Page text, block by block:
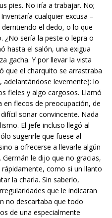
pies. No iría a trabajar. No;
cualquier excusa –
el dedo, o lo que
¿No sería la peste o lepra o
hasta el salón, una exigua
gacha. Y por llevar la vista
que el charquito se arrastraba
adelantándose levemente): lo
fieles y algo cargosos. Llamó
en flecos de preocupación, de
sonar convincente. Nada
El jefe incluso llegó al
sugerirle que fuese al
a ofrecerse a llevarle algún
le dijo que no gracias,
como si un llanto
la charla. Sin saberlo,
que le indicaran
no descartaba que todo
de una especialmente